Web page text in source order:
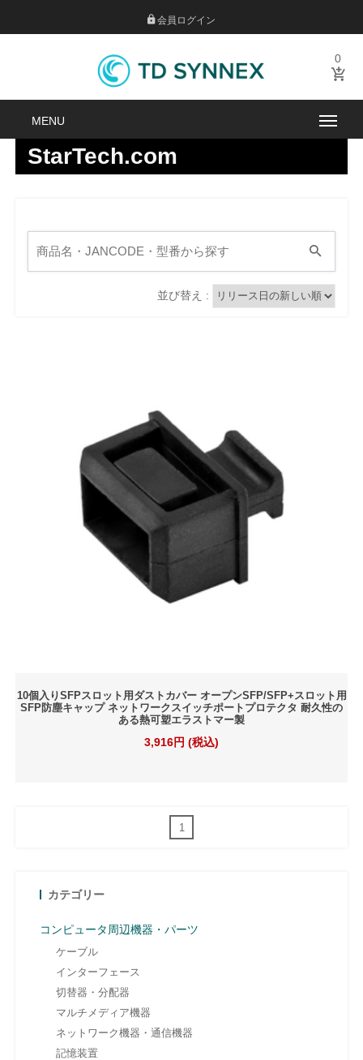
会員ログイン
0
StarTech.com
並び替え :
10個入りSFPスロット用ダストカバー オープンSFP/SFP+スロット用
SFP防塵キャップ ネットワークスイッチポートプロテクタ 耐久性の
ある熱可塑エラストマー製
3,916円 (税込)
1
カテゴリー
コンピュータ周辺機器・パーツ
ケーブル
インターフェース
切替器・分配器
マルチメディア機器
ネットワーク機器・通信機器
記憶装置